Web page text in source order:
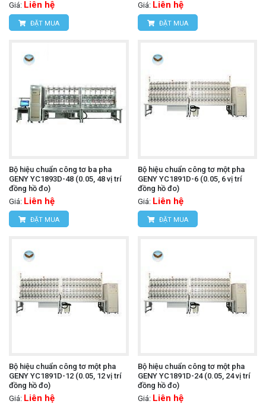
Giá: Liên hệ
ĐẶT MUA
Giá: Liên hệ
ĐẶT MUA
Bộ hiệu chuẩn công tơ ba pha
GENY YC1893D-48 (0.05, 48 vị trí
đồng hồ đo)
Giá: Liên hệ
ĐẶT MUA
Bộ hiệu chuẩn công tơ một pha
GENY YC1891D-6 (0.05, 6 vị trí
đồng hồ đo)
Giá: Liên hệ
ĐẶT MUA
Bộ hiệu chuẩn công tơ một pha
GENY YC1891D-12 (0.05, 12 vị trí
đồng hồ đo)
Giá: Liên hệ
Bộ hiệu chuẩn công tơ một pha
GENY YC1891D-24 (0.05, 24 vị trí
đồng hồ đo)
Giá: Liên hệ